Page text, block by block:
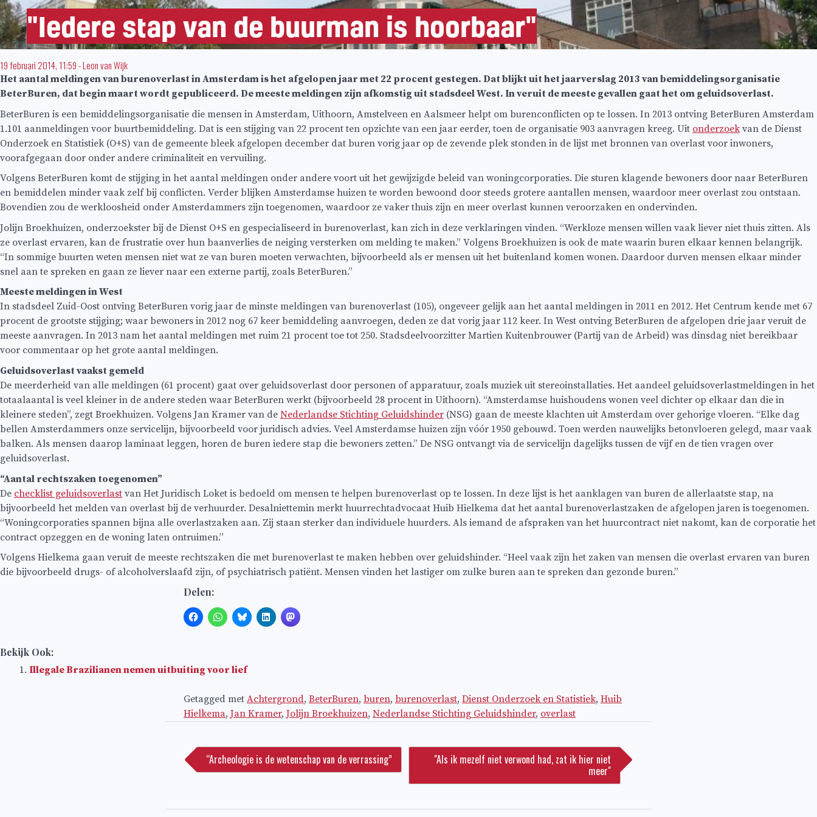
"Iedere stap van de buurman is hoorbaar"
19 februari 2014, 11:59-Leon van Wijk
Het aantal meldingen van burenoverlast in Amsterdam is het afgelopen jaar met 22 procent gestegen. Dat blijkt uit het jaarverslag 2013 van bemiddelingsorganisatie
BeterBuren, dat begin maart wordt gepubliceerd. De meeste meldingen zijn afkomstig uit stadsdeel West. In veruit de meeste gevallen gaat het om geluidsoverlast.
BeterBuren is een bemiddelingsorganisatie die mensen in Amsterdam, Uithoorn, Amstelveen en Aalsmeer helpt om burenconflicten op te lossen. In 2013 ontving BeterBuren Amsterdam
1.101 aanmeldingen voor buurtbemiddeling. Dat is een stijging van 22 procent ten opzichte van een jaar eerder, toen de organisatie 903 aanvragen kreeg. Uit onderzoekvan de Dienst
Onderzoek en Statistiek (O+S) van de gemeente bleek afgelopen december dat buren vorig jaar op de zevende plek stonden in de lijst met bronnen van overlast voor inwoners,
voorafgegaan door onder andere criminaliteit en vervuiling.
Volgens BeterBuren komt de stijging in het aantal meldingen onder andere voort uit het gewijzigde beleid van woningcorporaties. Die sturen klagende bewoners door naar BeterBuren
en bemiddelen minder vaak zelf bij conflicten. Verder blijken Amsterdamse huizen te worden bewoond door steeds grotere aantallen mensen, waardoor meer overlast zou ontstaan.
Bovendien zou de werkloosheid onder Amsterdammers zijn toegenomen, waardoor ze vaker thuis zijn en meer overlast kunnen veroorzaken en ondervinden.
Jolijn Broekhuizen, onderzoekster bij de Dienst O+S en gespecialiseerd in burenoverlast, kan zich in deze verklaringen vinden. “Werkloze mensen willen vaak liever niet thuis zitten. Als
ze overlast ervaren, kan de frustratie over hun baanverlies de neiging versterken om melding te maken.” Volgens Broekhuizen is ook de mate waarin buren elkaar kennen belangrijk.
“In sommige buurten weten mensen niet wat ze van buren moeten verwachten, bijvoorbeeld als er mensen uit het buitenland komen wonen. Daardoor durven mensen elkaar minder
snel aan te spreken en gaan ze liever naar een externe partij, zoals BeterBuren.”
Meeste meldingen in West
In stadsdeel Zuid-Oost ontving BeterBuren vorig jaar de minste meldingen van burenoverlast (105), ongeveer gelijk aan het aantal meldingen in 2011 en 2012. Het Centrum kende met 67
procent de grootste stijging; waar bewoners in 2012 nog 67 keer bemiddeling aanvroegen, deden ze dat vorig jaar 112 keer. In West ontving BeterBuren de afgelopen drie jaar veruit de
meeste aanvragen. In 2013 nam het aantal meldingen met ruim 21 procent toe tot 250. Stadsdeelvoorzitter Martien Kuitenbrouwer (Partij van de Arbeid) was dinsdag niet bereikbaar
voor commentaar op het grote aantal meldingen.
Geluidsoverlast vaakst gemeld
De meerderheid van alle meldingen (61 procent) gaat over geluidsoverlast door personen of apparatuur, zoals muziek uit stereoinstallaties. Het aandeel geluidsoverlastmeldingen in het
totaalaantal is veel kleiner in de andere steden waar BeterBuren werkt (bijvoorbeeld 28 procent in Uithoorn). “Amsterdamse huishoudens wonen veel dichter op elkaar dan die in
kleinere steden”, zegt Broekhuizen. Volgens Jan Kramer van de Nederlandse Stichting Geluidshinder (NSG) gaan de meeste klachten uit Amsterdam over gehorige vloeren. “Elke dag
bellen Amsterdammers onze servicelijn, bijvoorbeeld voor juridisch advies. Veel Amsterdamse huizen zijn vóór 1950 gebouwd. Toen werden nauwelijks betonvloeren gelegd, maar vaak
balken. Als mensen daarop laminaat leggen, horen de buren iedere stap die bewoners zetten.” De NSG ontvangt via de servicelijn dagelijks tussen de vijf en de tien vragen over
geluidsoverlast.
“Aantal rechtszaken toegenomen”
De checklist geluidsoverlast van Het Juridisch Loket is bedoeld om mensen te helpen burenoverlast op te lossen. In deze lijst is het aanklagen van buren de allerlaatste stap, na
bijvoorbeeld het melden van overlast bij de verhuurder. Desalniettemin merkt huurrechtadvocaat Huib Hielkema dat het aantal burenoverlastzaken de afgelopen jaren is toegenomen.
“Woningcorporaties spannen bijna alle overlastzaken aan. Zij staan sterker dan individuele huurders. Als iemand de afspraken van het huurcontract niet nakomt, kan de corporatie het
contract opzeggen en de woning laten ontruimen.”
Volgens Hielkema gaan veruit de meeste rechtszaken die met burenoverlast te maken hebben over geluidshinder. “Heel vaak zijn het zaken van mensen die overlast ervaren van buren
die bijvoorbeeld drugs- of alcoholverslaafd zijn, of psychiatrisch patiënt. Mensen vinden het lastiger om zulke buren aan te spreken dan gezonde buren.”
Delen:
Bekijk Ook:
Illegale Brazilianen nemen uitbuiting voor lief
Getagged met Achtergrond, BeterBuren, buren, burenoverlast, Dienst Onderzoek en Statistiek, Huib
Hielkema, Jan Kramer, Jolijn Broekhuizen, Nederlandse Stichting Geluidshinder, overlast
navigatie
“Archeologie is de wetenschap van de verrassing” "Als ik mezelf niet verwond had, zat ik hier niet
meer"